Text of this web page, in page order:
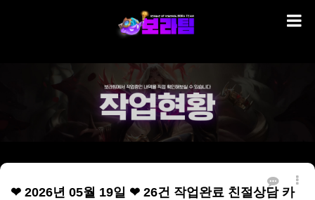
❤ 2026년 05월 19일 ❤ 26건 작업완료 친절상담 카